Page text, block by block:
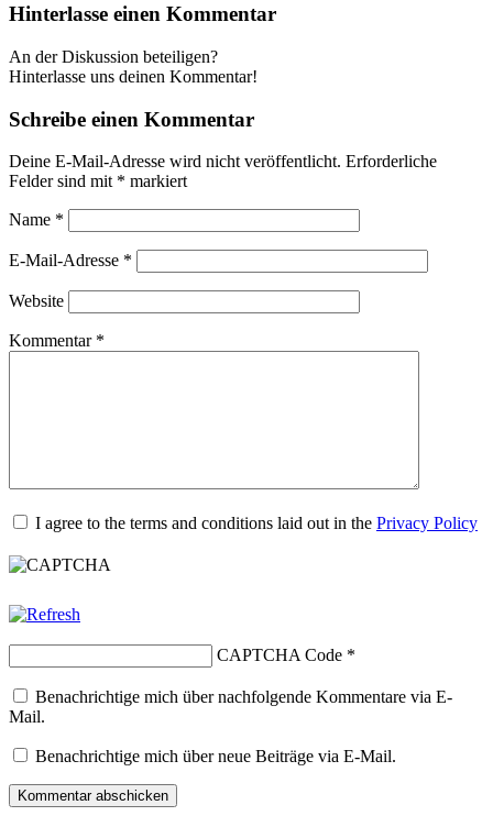
Hinterlasse einen Kommentar
An der Diskussion beteiligen?
Hinterlasse uns deinen Kommentar!
Schreibe einen Kommentar
Deine E-Mail-Adresse wird nicht veröffentlicht. Erforderliche
Felder sind mit * markiert
Name *
E-Mail-Adresse *
Website
Kommentar *
I agree to the terms and conditions laid out in the Privacy Policy
CAPTCHA Code *
Benachrichtige mich über nachfolgende Kommentare via E-
Mail.
Benachrichtige mich über neue Beiträge via E-Mail.